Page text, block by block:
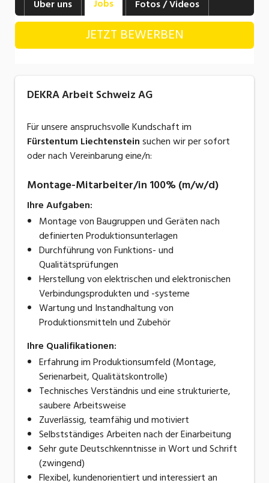
Industrie, Maschinenbau, Anlagenbau,
Produktion
Informatik, Telekommunikation
Körperpflege, Wellness
Marketing, Kommunikation, Medien, Druck
Mechanik, Elektronik, Optik, Textil (Fertigung)
Verkauf, Handel, Kundenberatung,
Aussendienst
Über uns Jobs Fotos / Videos
JETZT BEWERBEN
DEKRA Arbeit Schweiz AG
Für unsere anspruchsvolle Kundschaft im
Fürstentum Liechtensteinsuchen wir per sofort
oder nach Vereinbarung eine/n:
Montage-Mitarbeiter/in 100% (m/w/d)
Ihre Aufgaben:
Montage von Baugruppen und Geräten nach
definierten Produktionsunterlagen
Durchführung von Funktions- und
Qualitätsprüfungen
Herstellung von elektrischen und elektronischen
Verbindungsprodukten und -systeme
Wartung und Instandhaltung von
Produktionsmitteln und Zubehör
Ihre Qualifikationen:
Erfahrung im Produktionsumfeld (Montage,
Serienarbeit, Qualitätskontrolle)
Technisches Verständnis und eine strukturierte,
saubere Arbeitsweise
Zuverlässig, teamfähig und motiviert
Selbstständiges Arbeiten nach der Einarbeitung
Sehr gute Deutschkenntnisse in Wort und Schrift
(zwingend)
Flexibel, kundenorientiert und interessiert an